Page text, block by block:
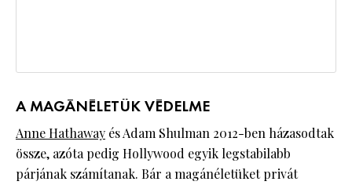
A MAGÁNÉLETÜK VÉDELME
Anne Hathaway és Adam Shulman 2012-ben házasodtak
össze, azóta pedig Hollywood egyik legstabilabb
párjának számítanak. Bár a magánéletüket privát